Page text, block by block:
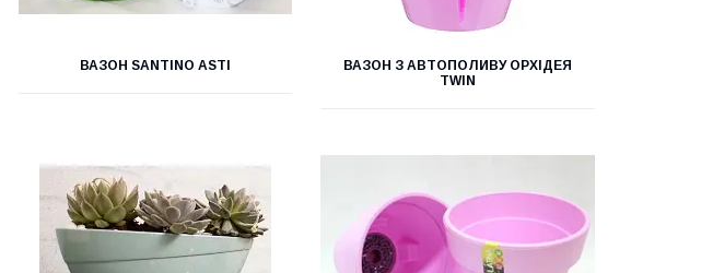
ВАЗОН SANTINO ASTI
ВАЗОН З АВТОПОЛИВУ ОРХІДЕЯ
TWIN